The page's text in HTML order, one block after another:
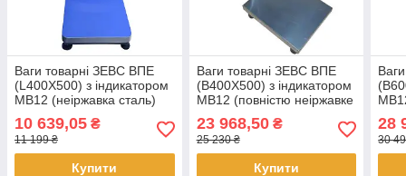
Ваги товарні ЗЕВС ВПЕ
(L400Х500) з індикатором
MB12 (неіржавка сталь)
10 639,05 ₴
11 199 ₴
Купити
Ваги товарні ЗЕВС ВПЕ
(B400Х500) з індикатором
MB12 (повністю неіржавке
23 968,50₴
25 230 ₴
Купити
28
30